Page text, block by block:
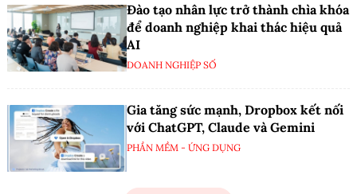
Đào tạo nhân lực trở thành chìa khóa
để doanh nghiệp khai thác hiệu quả
AI
DOANH NGHIỆP SỐ
Gia tăng sức mạnh, Dropbox kết nối
với ChatGPT, Claude và Gemini
PHẦN MỀM - ỨNG DỤNG